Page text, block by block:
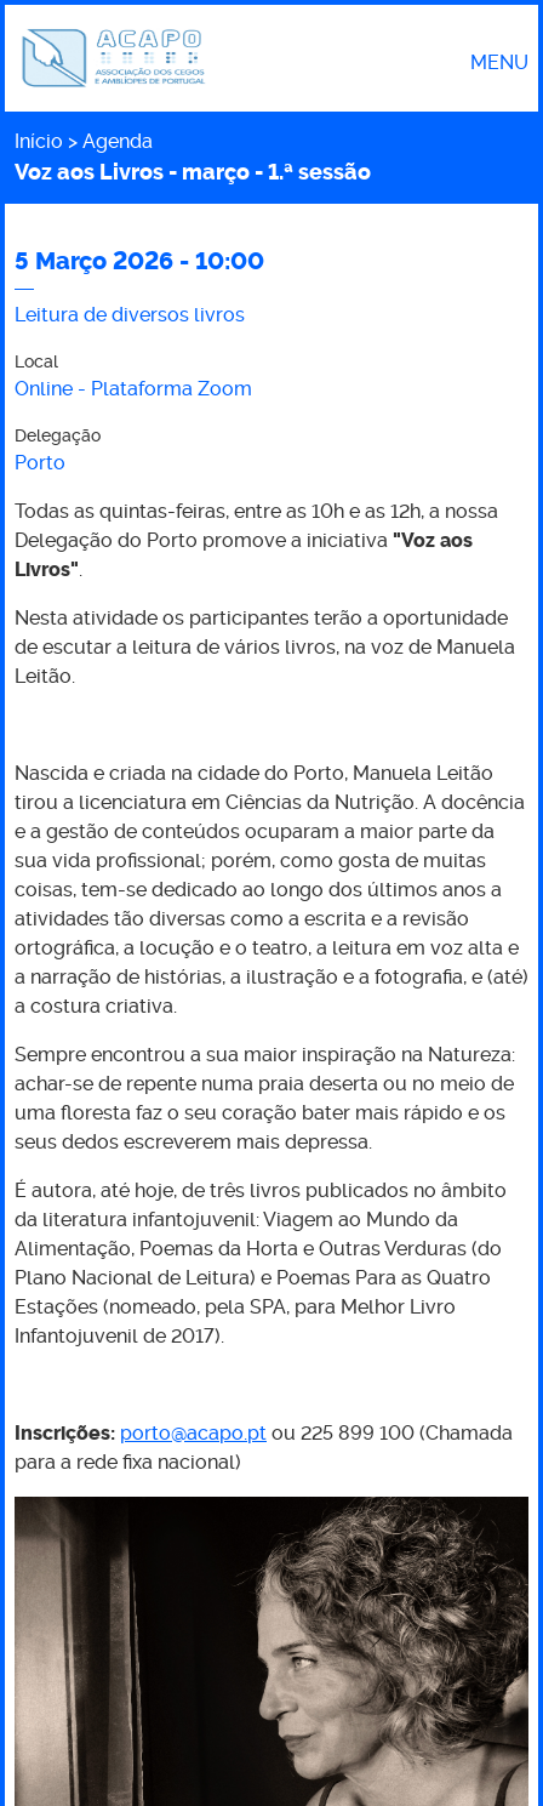
MENU
Caminho
Início Agenda
Voz aos Livros - março - 1.ª sessão
Voz
aos
-
março
-
1.ª
5 Março 2026 - 10:00
Leitura de diversos livros
Local
Online - Plataforma Zoom
Delegação
Porto
Todas as quintas-feiras, entre as 10h e as 12h, a nossa
Delegação do Porto promove a iniciativa "Voz aos
Livros".
Nesta atividade os participantes terão a oportunidade
de escutar a leitura de vários livros, na voz de Manuela
Leitão.
Nascida e criada na cidade do Porto, Manuela Leitão
tirou a licenciatura em Ciências da Nutrição. A docência
e a gestão de conteúdos ocuparam a maior parte da
sua vida profissional; porém, como gosta de muitas
coisas, tem-se dedicado ao longo dos últimos anos a
atividades tão diversas como a escrita e a revisão
ortográfica, a locução e o teatro, a leitura em voz alta e
a narração de histórias, a ilustração e a fotografia, e (até)
a costura criativa.
Sempre encontrou a sua maior inspiração na Natureza:
achar-se de repente numa praia deserta ou no meio de
uma floresta faz o seu coração bater mais rápido e os
seus dedos escreverem mais depressa.
É autora, até hoje, de três livros publicados no âmbito
da literatura infantojuvenil: Viagem ao Mundo da
Alimentação, Poemas da Horta e Outras Verduras (do
Plano Nacional de Leitura) e Poemas Para as Quatro
Estações (nomeado, pela SPA, para Melhor Livro
Infantojuvenil de 2017).
Inscrições: porto@acapo.pt ou 225 899 100 (Chamada
para a rede fixa nacional)